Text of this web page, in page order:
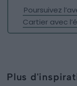
Poursuivez
Cartier avec
Plus